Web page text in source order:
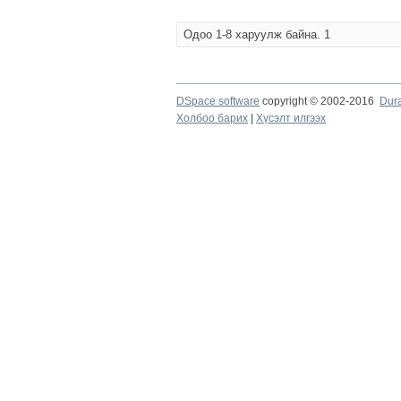
Одоо 1-8 харуулж байна. 1
DSpace software copyright © 2002-2016
Холбоо барих
Хүсэлт илгээх